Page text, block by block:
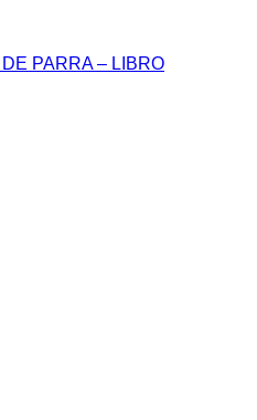
PARRA – LIBRO